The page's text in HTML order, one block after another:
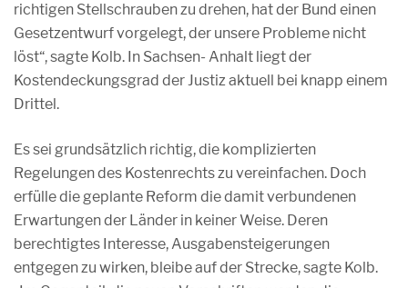
richtigen Stellschrauben zu drehen, hat der Bund einen
Gesetzentwurf vorgelegt, der unsere Probleme nicht
löst“, sagte Kolb. In Sachsen- Anhalt liegt der
Kostendeckungsgrad der Justiz aktuell bei knapp einem
Drittel.
Es sei grundsätzlich richtig, die komplizierten
Regelungen des Kostenrechts zu vereinfachen. Doch
erfülle die geplante Reform die damit verbundenen
Erwartungen der Länder in keiner Weise. Deren
berechtigtes Interesse, Ausgabensteigerungen
entgegen zu wirken, bleibe auf der Strecke, sagte Kolb.